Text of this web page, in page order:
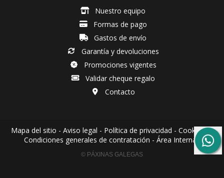
Nuestro equipo
Formas de pago
Gastos de envío
Garantía y devoluciones
Promociones vigentes
Validar cheque regalo
Contacto
Mapa del sitio - Aviso legal - Política de privacidad - Cookies-
Condiciones generales de contratación - Área Interna
© PÁXINAS GALEGAS